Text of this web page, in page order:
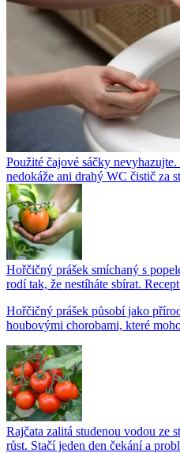
Použité čajové sáčky
nedokáže ani drahý WC čistič za
Hořčičný prášek smíchaný s
rodí tak, že nestíháte sbírat.
Hořčičný prášek působí jako
houbovými chorobami, které
Rajčata zalitá studenou vodou ze
růst. Stačí jeden den čekání a